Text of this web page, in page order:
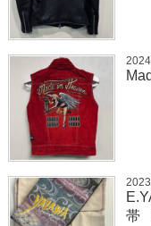
帯